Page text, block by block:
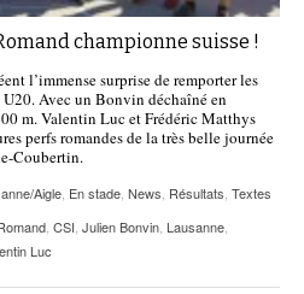
championne suisse !
l’immense surprise de remporter les
Avec un Bonvin déchaîné en
m. Valentin Luc et Frédéric Matthys
perfs romandes de la très belle journée
Coubertin.
Aigle, En stade, News, Résultats, Textes
, CSI, Julien Bonvin, Lausanne,
Luc